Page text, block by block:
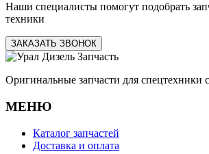
Наши специалисты помогут подобрать
техники
ЗАКАЗАТЬ ЗВОНОК
Оригинальные запчасти для спецтехники
МЕНЮ
Каталог запчастей
Доставка и оплата